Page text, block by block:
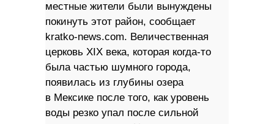
местные жители были вынуждены
покинуть этот район, сообщает
kratko-news.com. Величественная
церковь XIX века, которая когда-то
была частью шумного города,
появилась из глубины озера
в Мексике после того, как уровень
воды резко упал после сильной